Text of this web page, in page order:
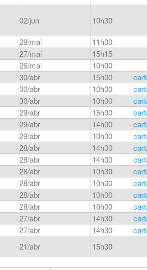
02/jun
10h30
29/mai
11h00
27/mai
15h15
26/mai
10h00
30/abr 15h00
30/abr 10h00
30/abr 10h00
29/abr 15h00
29/abr 14h00
29/abr 10h00
28/abr 14h30
28/abr 14h00
28/abr 10h30
28/abr 10h00
28/abr 10h00
28/abr 10h00
27/abr 14h30
27/abr 14h30
21/abr 15h30